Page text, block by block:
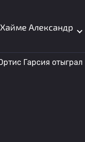
Александр
Гарсия отыграл